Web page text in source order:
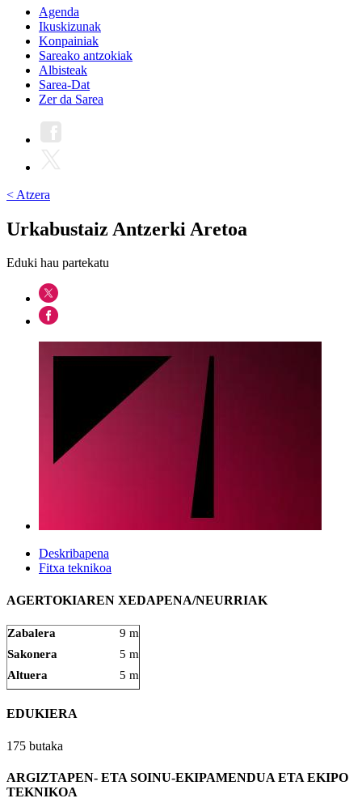
Agenda
Ikuskizunak
Konpainiak
Sareako antzokiak
Albisteak
Sarea-Dat
Zer da Sarea
< Atzera
Urkabustaiz Antzerki Aretoa
Eduki hau partekatu
Deskribapena
Fitxa teknikoa
AGERTOKIAREN XEDAPENA/NEURRIAK
Zabalera
9 m
Sakonera
5 m
Altuera
5 m
EDUKIERA
175 butaka
ARGIZTAPEN- ETA SOINU-EKIPAMENDUA ETA EKIPO
TEKNIKOA